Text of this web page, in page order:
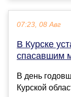
07:23, 08 Авг
В Курске
спасавшим
В день
Курской